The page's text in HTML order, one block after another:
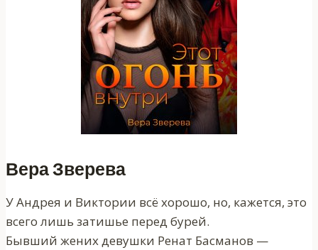
Вера Зверева
У Андрея и Виктории всё хорошо, но, кажется, это
всего лишь затишье перед бурей.
Бывший жених девушки Ренат Басманов —